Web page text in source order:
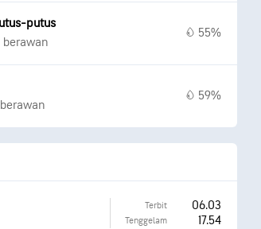
putus
berawan
55%
59%
Terbit 06.03
Tenggelam 17.54